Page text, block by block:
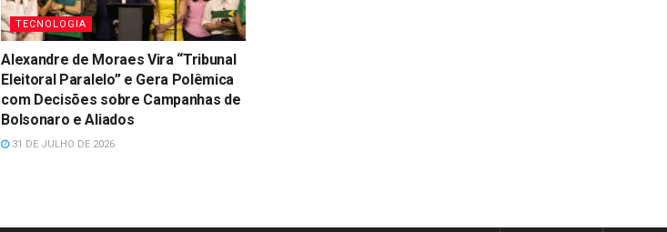
TECNOLOGIA
Alexandre de Moraes Vira “Tribunal
Eleitoral Paralelo” e Gera Polêmica
com Decisões sobre Campanhas de
Bolsonaro e Aliados
31 DE JULHO DE 2026